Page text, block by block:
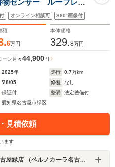
トヒーター ステアリ
クカメラ フルセグ
オンライン相談可 360°画像付
額
6万円
本体価格
329.8万円
ーン 月々44,900円
2025年 走行 0.7万km
'28/05 修復
なし
保証付 整備
法定整備付
愛知県名古屋市緑区
見積依頼
ます
店 （ベルノカーラ名古屋緑店）